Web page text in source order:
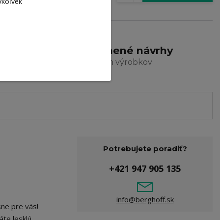
Ocenené návrhy
a dizajn výrobkov
pre vás!
Potrebujete poradiť?
+421 947 905 135
info@berghoff.sk